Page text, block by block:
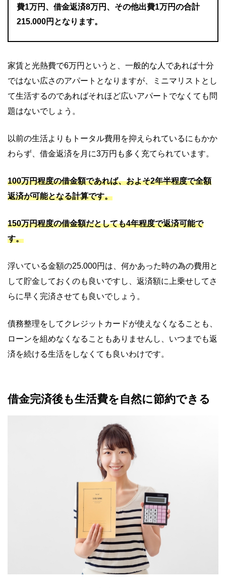
費1万円、借金返済8万円、その他出費1万円の合計
215.000円となります。
家賃と光熱費で6万円というと、一般的な人であれば十分
ではない広さのアパートとなりますが、ミニマリストとし
て生活するのであればそれほど広いアパートでなくても問
題はないでしょう。
以前の生活よりもトータル費用を抑えられているにもかか
わらず、借金返済を月に3万円も多く充てられています。
100万円程度の借金額であれば、およそ2年半程度で全額
返済が可能となる計算です。
150万円程度の借金額だとしても4年程度で返済可能で
す。
浮いている金額の25.000円は、何かあった時の為の費用と
して貯金しておくのも良いですし、返済額に上乗せしてさ
らに早く完済させても良いでしょう。
債務整理をしてクレジットカードが使えなくなることも、
ローンを組めなくなることもありませんし、いつまでも返
済を続ける生活をしなくても良いわけです。
借金完済後も生活費を自然に節約できる